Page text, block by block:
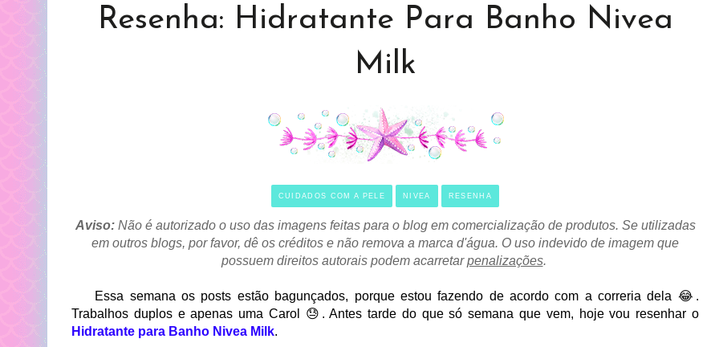
Resenha: Hidratante Para Banho Nivea
Milk
CUIDADOS COM A PELE NIVEA RESENHA
Aviso: Não é autorizado o uso das imagens feitas para o blog em comercialização de produtos. Se utilizadas
em outros blogs, por favor, dê os créditos e não remova a marca d'água. O uso indevido de imagem que
possuem direitos autorais podem acarretarpenalizações.
Essa semana os posts estão bagunçados, porque estou fazendo de acordo com a correria dela 😂.
Trabalhos duplos e apenas uma Carol 😓. Antes tarde do que só semana que vem, hoje vou resenhar o
Hidratante para Banho Nivea Milk.